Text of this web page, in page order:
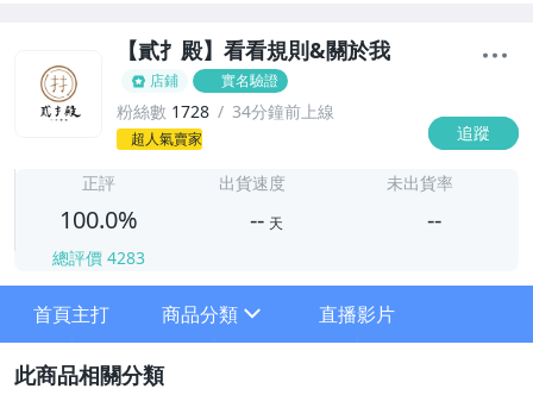
【貳扌殿】看看規則&關於我
店鋪 實名驗證
粉絲數 1728 34分鐘前上線
超人氣賣家 追蹤
-
正評
100.0%
總評價 4283
出貨速度
-- 天
未出貨率
--
首頁主打 商品分類 直播影片